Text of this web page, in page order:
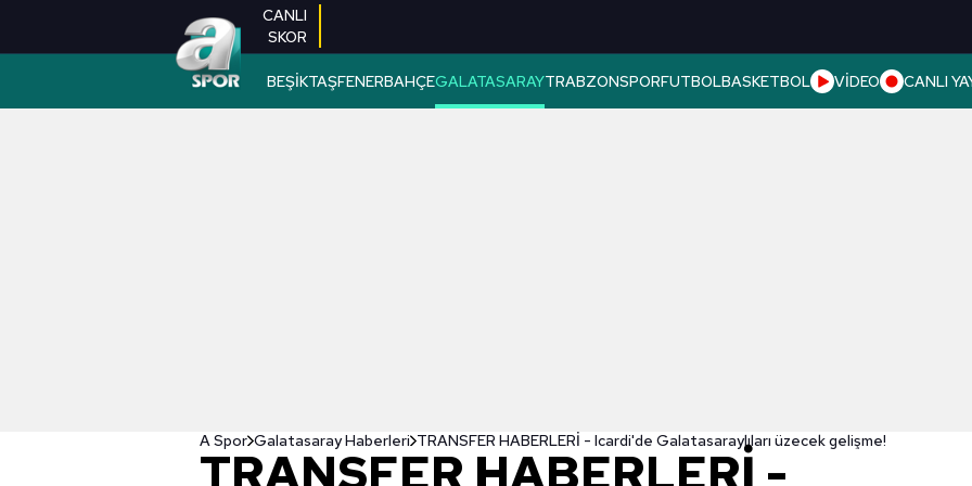
CANLI
SKOR
BEŞİKTAŞFENERBAHÇEGALATASARAYTRABZONSPORFUTBOLBASKETBOL VİDEO CANLI
A Spor Galatasaray Haberleri TRANSFER HABERLERİ - Icardi'de Galatasaraylıları üzecek gelişme!
TRANSFER HABERLERİ -